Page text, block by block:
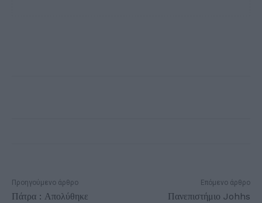
Προηγούμενο άρθρο
Πάτρα : Απολύθηκε
Επόμενο άρθρο
Πανεπιστήμιο Johhs